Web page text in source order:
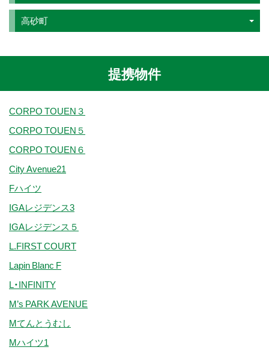
高砂町
提携物件
CORPO TOUEN３
CORPO TOUEN５
CORPO TOUEN６
City Avenue21
Fハイツ
IGAレジデンス3
IGAレジデンス５
L.FIRST COURT
Lapin Blanc F
L・INFINITY
M’s PARK AVENUE
Mてんとうむし
Mハイツ1